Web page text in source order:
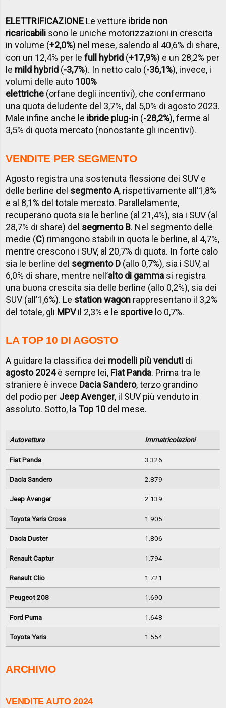
ELETTRIFICAZIONE Le vetture ibride non
ricaricabili sono le uniche motorizzazioni in crescita
in volume (+2,0%) nel mese, salendo al 40,6% di share,
con un 12,4% per lefull hybrid (+17,9%) e un 28,2% per
le mild hybrid (-3,7%). In netto calo (-36,1%), invece, i
volumi delle auto 100%
elettriche (orfane degli incentivi), che confermano
una quota deludente del 3,7%, dal 5,0% di agosto 2023.
Male infine anche le ibride plug-in (-28,2%), ferme al
3,5% di quota mercato (nonostante gli incentivi).
VENDITE PER SEGMENTO
Agosto registra una sostenuta flessione dei SUV e
delle berline del segmento A, rispettivamente all’1,8%
e al 8,1% del totale mercato. Parallelamente,
recuperano quota sia le berline (al 21,4%), sia i SUV (al
28,7% di share) del segmento B. Nel segmento delle
medie (C) rimangono stabili in quota le berline, al 4,7%,
mentre crescono i SUV, al 20,7% di quota. In forte calo
sia le berline del segmento D (allo 0,7%), sia i SUV, al
6,0% di share, mentre nell’alto di gamma si registra
una buona crescita sia delle berline (allo 0,2%), sia dei
SUV (all’1,6%). Le station wagon rappresentano il 3,2%
del totale, gli MPVil 2,3% e le sportive lo 0,7%.
LA TOP 10 DI AGOSTO
A guidare la classifica dei modelli più venduti di
agosto 2024è sempre lei, Fiat Panda. Prima tra le
straniere è invece Dacia Sandero, terzo grandino
del podio per Jeep Avenger, il SUV più venduto in
assoluto. Sotto, laTop 10 del mese.
Autovettura Immatricolazioni
Fiat Panda 3.326
Dacia Sandero 2.879
Jeep Avenger 2.139
Toyota Yaris Cross 1.905
Dacia Duster 1.806
Renault Captur 1.794
Renault Clio 1.721
Peugeot 208 1.690
Ford Puma 1.648
Toyota Yaris 1.554
ARCHIVIO
VENDITE AUTO 2024